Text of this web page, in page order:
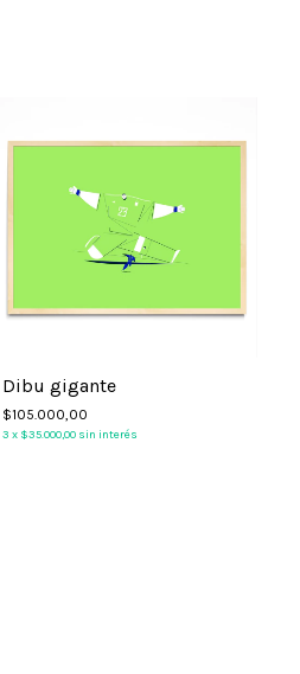
Dibu gigante
$105.000,00
3 x $35.000,00 sin interés